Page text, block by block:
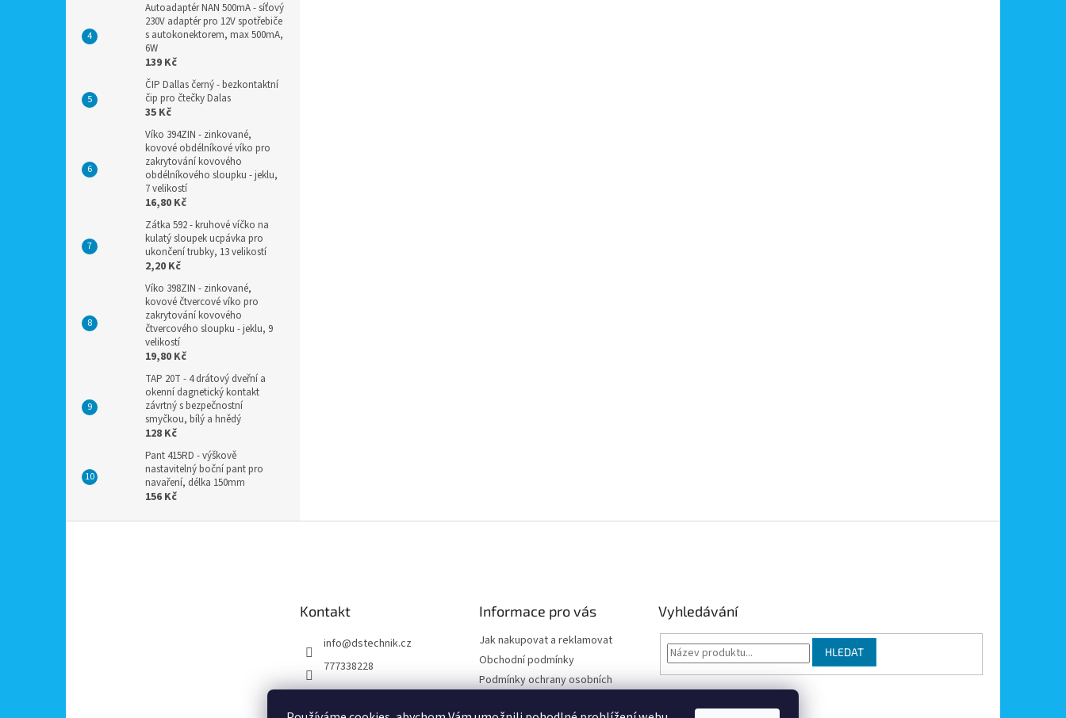
Autoadaptér NAN 500mA - síťový
230V adaptér pro 12V spotřebiče
s autokonektorem, max 500mA,
6W
139 Kč
ČIP Dallas černý - bezkontaktní
čip pro čtečky Dalas
35 Kč
Víko 394ZIN - zinkované,
kovové obdélníkové víko pro
zakrytování kovového
obdélníkového sloupku - jeklu,
7 velikostí
16,80 Kč
Zátka 592 - kruhové víčko na
kulatý sloupek ucpávka pro
ukončení trubky, 13 velikostí
2,20 Kč
Víko 398ZIN - zinkované,
kovové čtvercové víko pro
zakrytování kovového
čtvercového sloupku - jeklu, 9
velikostí
19,80 Kč
TAP 20T - 4 drátový dveřní a
okenní dagnetický kontakt
závrtný s bezpečnostní
smyčkou, bílý a hnědý
128 Kč
Pant 415RD - výškově
nastavitelný boční pant pro
navaření, délka 150mm
156 Kč
Kontakt
info@dstechnik.cz
777338228
Informace pro vás
Jak nakupovat a reklamovat
Obchodní podmínky
Podmínky ochrany osobních
Kontakty
Vyhledávání
HLEDAT